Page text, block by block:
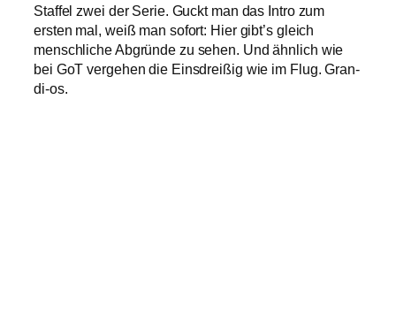
Staffel zwei der Serie. Guckt man das Intro zum
ersten mal, weiß man sofort: Hier gibt’s gleich
menschliche Abgründe zu sehen. Und ähnlich wie
bei GoT vergehen die Einsdreißig wie im Flug. Gran-
di-os.